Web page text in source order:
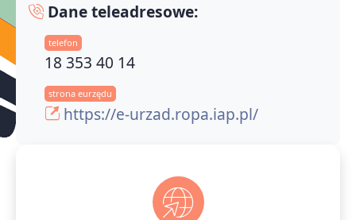
Dane teleadresowe:
telefon
18 353 40 14
strona eurzędu
https://e-urzad.ropa.iap.pl/